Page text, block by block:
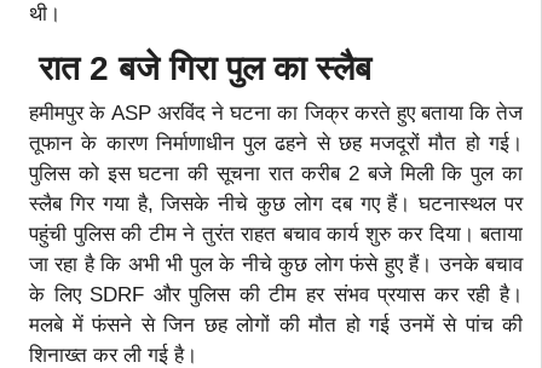
थी।
रात 2 बजे गिरा पुल का स्लैब
हमीमपुर के ASP अरविंद ने घटना का जिक्र करते हुए बताया कि तेज
तूफान के कारण निर्माणाधीन पुल ढहने से छह मजदूरों मौत हो गई।
पुलिस को इस घटना की सूचना रात करीब 2 बजे मिली कि पुल का
स्लैब गिर गया है, जिसके नीचे कुछ लोग दब गए हैं। घटनास्थल पर
पहुंची पुलिस की टीम ने तुरंत राहत बचाव कार्य शुरु कर दिया। बताया
जा रहा है कि अभी भी पुल के नीचे कुछ लोग फंसे हुए हैं। उनके बचाव
के लिए SDRF और पुलिस की टीम हर संभव प्रयास कर रही है।
मलबे में फंसने से जिन छह लोगों की मौत हो गई उनमें से पांच की
शिनाख्त कर ली गई है।